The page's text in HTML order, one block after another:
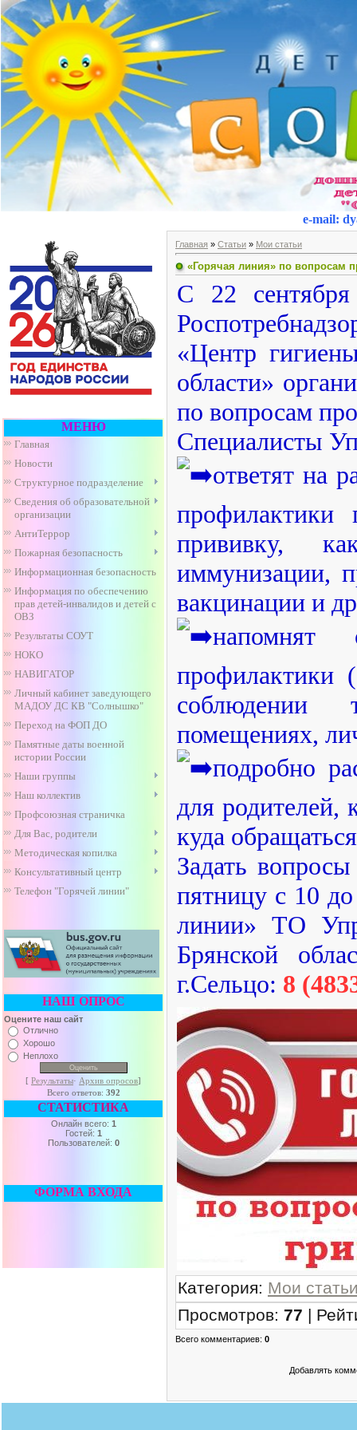
e-mail:
МЕНЮ
Главная
Новости
Структурное подразделение
Сведения об образовательной
организации
АнтиТеррор
Пожарная безопасность
Информационная безопасность
Информация по обеспечению
прав детей-инвалидов и детей с
ОВЗ
Результаты СОУТ
НОКО
НАВИГАТОР
Личный кабинет заведующего
МАДОУ ДС КВ "Солнышко"
Переход на ФОП ДО
Памятные даты военной
истории России
Наши группы
Наш коллектив
Профсоюзная страничка
Для Вас, родители
Методическая копилка
Консультативный центр
Телефон "Горячей линии"
НАШ ОПРОС
Оцените наш сайт
Отлично
Хорошо
Неплохо
[ Результаты· Архив опросов]
Всего ответов: 392
СТАТИСТИКА
Онлайн всего: 1
Гостей: 1
Пользователей: 0
ФОРМА ВХОДА
Главная » Статьи » Мои статьи
«Горячая линия» по вопросам
С 22
«Центр
области»
по вопросам
Специалисты
ответят на
прививку,
иммунизации,
вакцинации и
напомнят
профилактики
соблюдении
помещениях,
подробно
для родителей,
куда
Задать
пятницу с 10
линии» ТО
Брянской
г.Сельцо: 8
Категория: Мои
Просмотров: 77 |
Всего комментариев: 0
Добавлять